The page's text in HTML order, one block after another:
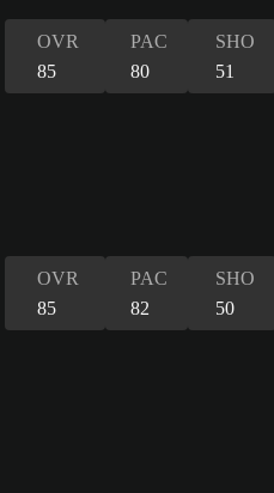
OVR
85
PAC
80
SHO
51
OVR
85
PAC
82
SHO
50